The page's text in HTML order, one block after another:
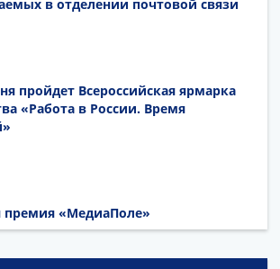
в отделении почтовой связи
пройдет Всероссийская ярмарка
«Работа в России. Время
премия «МедиаПоле»